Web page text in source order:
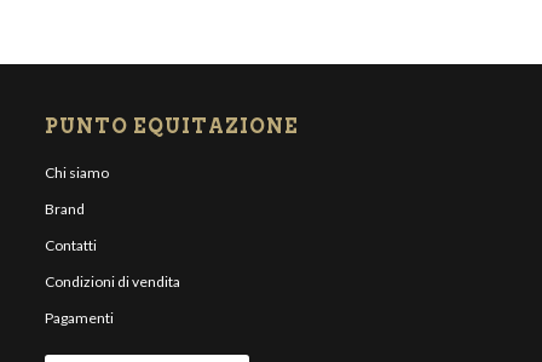
PUNTO EQUITAZIONE
Chi siamo
Brand
Contatti
Condizioni di vendita
Pagamenti